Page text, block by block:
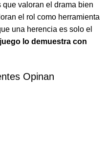
valoran el drama bien
el rol como herramienta
una herencia es solo el
lo demuestra con
Opinan